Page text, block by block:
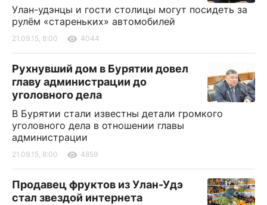
Улан-удэнцы и гости столицы могут посидеть за
рулём «стареньких» автомобилей
21.09.15, 8:00 4044
Рухнувший дом в Бурятии довел
главу администрации до
уголовного дела
В Бурятии стали известны детали громкого
уголовного дела в отношении главы
администрации
21.09.15, 8:00 4859
Продавец фруктов из Улан-Удэ
стал звездой интернета